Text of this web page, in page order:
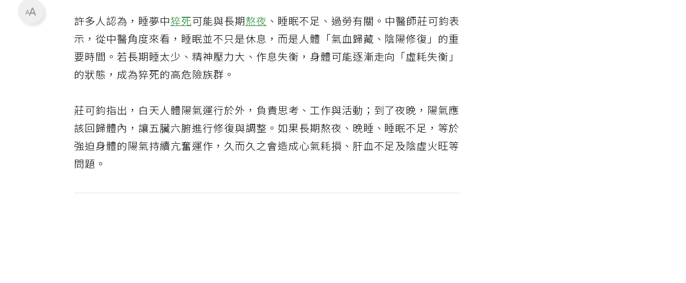
許多人認為，睡夢中猝死可能與長期熬夜 、睡眠不足、過勞有關。中醫師莊可鈞表
示，從中醫角度來看，睡眠並不只是休息，而是人體「氣血歸藏、陰陽修復」的重
要時間。若長期睡太少、精神壓力大、作息失衡，身體可能逐漸走向「虛耗失衡」
的狀態，成為猝死的高危險族群。
莊可鈞指出，白天人體陽氣運行於外，負責思考、工作與活動；到了夜晚，陽氣應
該回歸體內，讓五臟六腑進行修復與調整。如果長期熬夜、晚睡、睡眠不足，等於
強迫身體的陽氣持續亢奮運作，久而久之會造成心氣耗損、肝血不足及陰虛火旺等
問題。